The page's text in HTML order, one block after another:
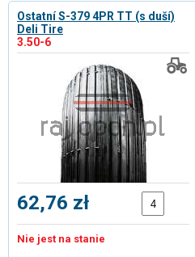
Ostatní S-379 4PR TT (s duší)
Deli Tire
3.50-6
62,76 zł
Nie jest na stanie